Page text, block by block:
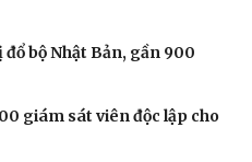
bộ Nhật Bản, gần 900
giám sát viên độc lập cho